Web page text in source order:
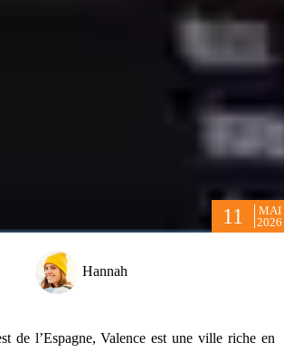
11
MAI
2026
Hannah
de l’Espagne, Valence est une ville riche en